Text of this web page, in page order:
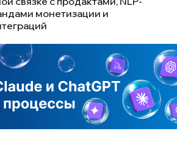
монетизации и